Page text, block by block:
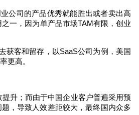
公司的产品优秀就能胜出或者卖出高
一，因为单产品市场TAM有限，创业
获客和留存，以SaaS公司为例，美国
更高。
升；而由于中国企业客户普遍采用预
，导致人效差距较大，最终国内众多